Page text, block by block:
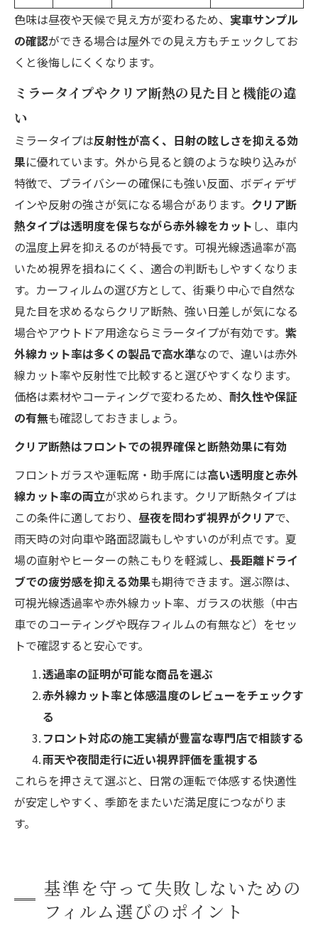
色味は昼夜や天候で見え方が変わるため、 実車サンプル
の確認ができる場合は屋外での見え方もチェックしてお
くと後悔しにくくなります。
ミラータイプやクリア断熱の見た目と機能の違
い
ミラータイプは反射性が高く、日射の眩しさを抑える効
果に優れています。外から見ると鏡のような映り込みが
特徴で、プライバシーの確保にも強い反面、ボディデザ
インや反射の強さが気になる場合があります。 クリア断
熱タイプは透明度を保ちながら赤外線をカット し、車内
の温度上昇を抑えるのが特長です。可視光線透過率が高
いため視界を損ねにくく、適合の判断もしやすくなりま
す。カーフィルムの選び方として、街乗り中心で自然な
見た目を求めるならクリア断熱、強い日差しが気になる
場合やアウトドア用途ならミラータイプが有効です。 紫
外線カット率は多くの製品で高水準なので、違いは赤外
線カット率や反射性で比較すると選びやすくなります。
価格は素材やコーティングで変わるため、 耐久性や保証
の有無も確認しておきましょう。
クリア断熱はフロントでの視界確保と断熱効果に有効
フロントガラスや運転席・助手席には高い透明度と赤外
線カット率の両立が求められます。クリア断熱タイプは
この条件に適しており、 昼夜を問わず視界がクリアで、
雨天時の対向車や路面認識もしやすいのが利点です。夏
場の直射やヒーターの熱こもりを軽減し、 長距離ドライ
ブでの疲労感を抑える効果も期待できます。選ぶ際は、
可視光線透過率や赤外線カット率、ガラスの状態（中古
車でのコーティングや既存フィルムの有無など）をセッ
トで確認すると安心です。
透過率の証明が可能な商品を選ぶ
赤外線カット率と体感温度のレビューをチェックす
る
フロント対応の施工実績が豊富な専門店で相談する
雨天や夜間走行に近い視界評価を重視する
これらを押さえて選ぶと、日常の運転で体感する快適性
が安定しやすく、季節をまたいだ満足度につながりま
す。
基準を守って失敗しないための
フィルム選びのポイント